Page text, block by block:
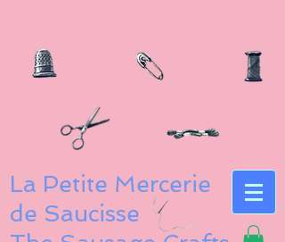
La Petite Mercerie
de Saucisse